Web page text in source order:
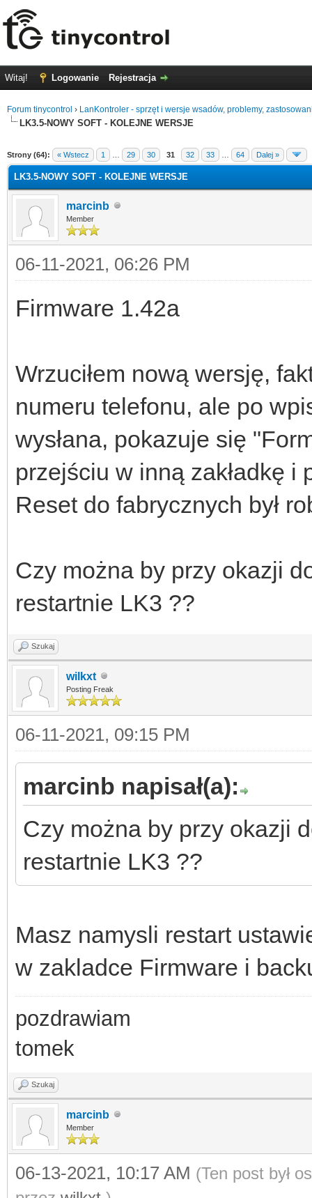
Witaj! Logowanie Rejestracja
Forum tinycontrol › LanKontroler - sprzęt i wersje wsadów, problemy,
LK3.5-NOWY SOFT - KOLEJNE WERSJE
Strony (64): « Wstecz 1 29 30 31 32 33 64 Dalej »
LK3.5-NOWY SOFT - KOLEJNE WERSJE
marcinb
Member
06-11-2021, 06:26 PM
Firmware 1.42a
Wrzuciłem nową wersję,
numeru telefonu, ale po
wysłana, pokazuje się
przejściu w inną zakładkę i
Reset do fabrycznych był
Czy można by przy okazji
restartnie LK3 ??
Szukaj
wilkxt
Posting Freak
06-11-2021, 09:15 PM
marcinb napisał(a):
Czy można by przy okazji
restartnie LK3 ??
Masz namysli restart
w zakladce Firmware i
pozdrawiam
tomek
Szukaj
marcinb
Member
06-13-2021, 10:17 AM (Ten post był